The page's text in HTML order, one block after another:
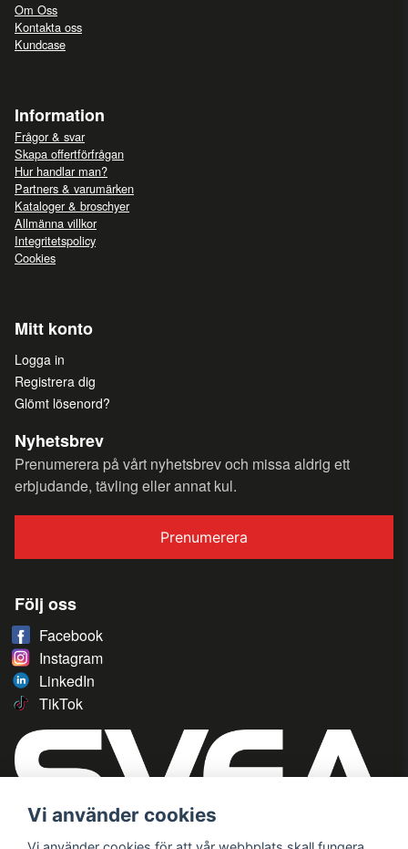
Om Oss
Kontakta oss
Kundcase
Information
Frågor & svar
Skapa offertförfrågan
Hur handlar man?
Partners & varumärken
Kataloger & broschyer
Allmänna villkor
Integritetspolicy
Cookies
Mitt konto
Logga in
Registrera dig
Glömt lösenord?
Nyhetsbrev
Prenumerera på vårt nyhetsbrev och missa aldrig ett
erbjudande, tävling eller annat kul.
Prenumerera
Följ oss
Facebook
Instagram
LinkedIn
TikTok
Vi använder cookies